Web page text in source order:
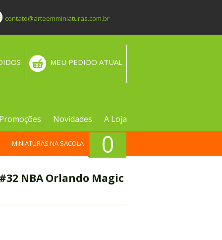
contato@arteemminiaturas.com.br
MEU PEDIDO ATUAL
Promoções Novidades A Loja
0
MINIATURAS NA SACOLA
NBA Orlando Magic